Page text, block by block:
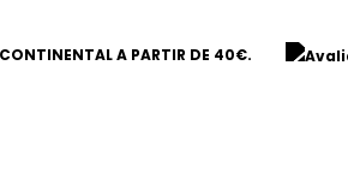
A PARTIR DE 40€.